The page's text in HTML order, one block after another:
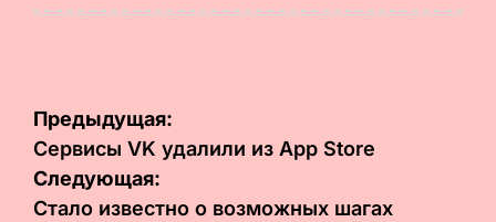
Навигация
по
записям
Предыдущая:
Сервисы VK удалили из App Store
Следующая:
Стало известно о возможных шагах